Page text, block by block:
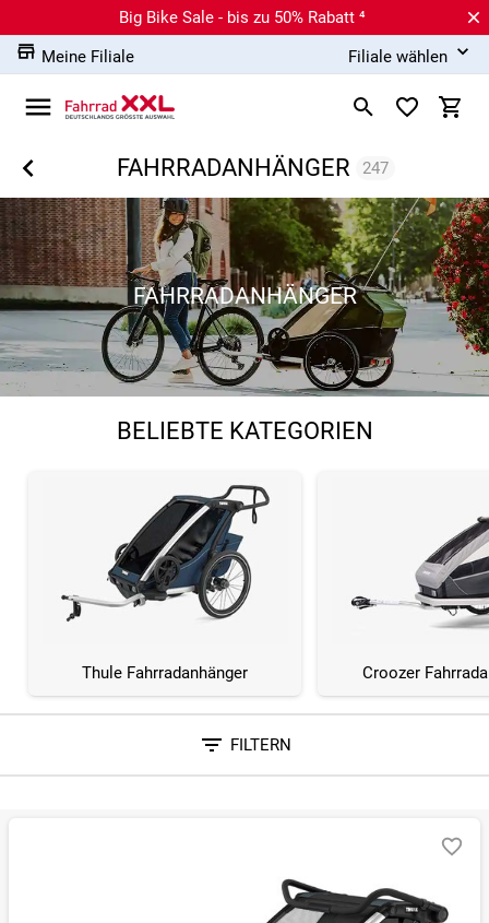
Big Bike Sale - bis zu 50% Rabatt ⁴
Meine Filiale
Filiale wählen
FAHRRADANHÄNGER 247
FAHRRADANHÄNGER
BELIEBTE KATEGORIEN
Thule Fahrradanhänger Croozer
FILTERN